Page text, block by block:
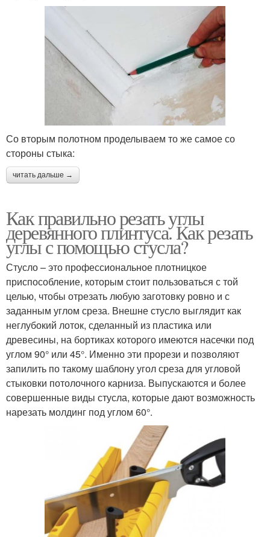
Со вторым полотном проделываем то же самое со
стороны стыка:
читать дальше →
Как правильно резать углы
деревянного плинтуса. Как резать
углы с помощью стусла?
Стусло – это профессиональное плотницкое
приспособление, которым стоит пользоваться с той
целью, чтобы отрезать любую заготовку ровно и с
заданным углом среза. Внешне стусло выглядит как
неглубокий лоток, сделанный из пластика или
древесины, на бортиках которого имеются насечки под
углом 90° или 45°. Именно эти прорези и позволяют
запилить по такому шаблону угол среза для угловой
стыковки потолочного карниза. Выпускаются и более
совершенные виды стусла, которые дают возможность
нарезать молдинг под углом 60°.